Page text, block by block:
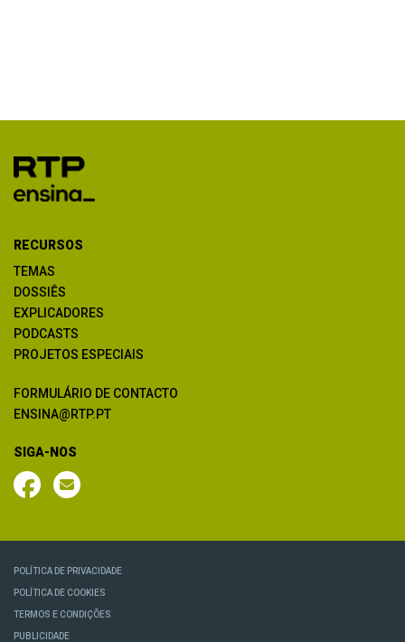
RECURSOS
TEMAS
DOSSIÊS
EXPLICADORES
PODCASTS
PROJETOS ESPECIAIS
FORMULÁRIO DE CONTACTO
ENSINA@RTP.PT
SIGA-NOS
POLÍTICA DE PRIVACIDADE
POLÍTICA DE COOKIES
TERMOS E CONDIÇÕES
PUBLICIDADE